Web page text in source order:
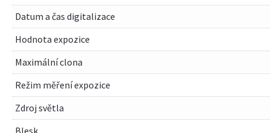
Datum a čas digitalizace
Hodnota expozice
Maximální clona
Režim měření expozice
Zdroj světla
Blesk